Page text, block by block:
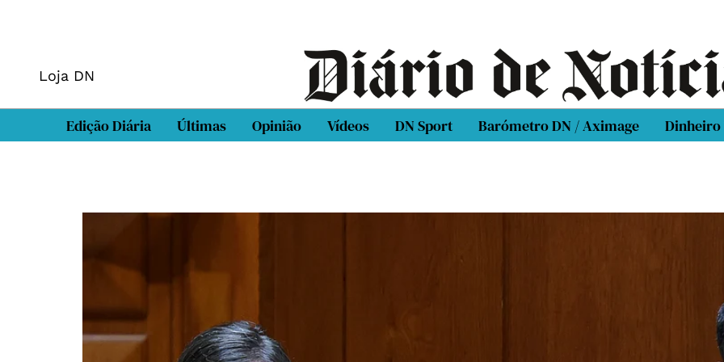
Loja DN
Edição Diária Últimas Opinião Vídeos DN Sport Barómetro DN / Aximage Dinheiro